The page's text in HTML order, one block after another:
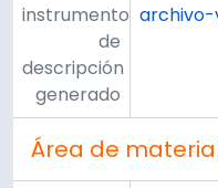
instrumento
de
descripción
generado
Área de